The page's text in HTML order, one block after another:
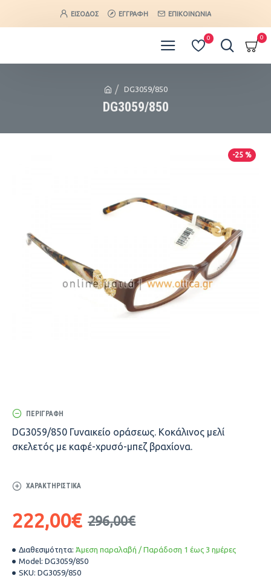
ΕΊΣΟΔΟΣ ΕΓΓΡΑΦΉ ΕΠΙΚΟΙΝΩΝΊΑ
0 0
DG3059/850
DG3059/850
-25 %
ΠΕΡΙΓΡΑΦΉ
DG3059/850 Γυναικείο οράσεως. Κοκάλινος μελί
σκελετός με καφέ-χρυσό-μπεζ βραχίονα.
ΧΑΡΑΚΤΗΡΙΣΤΙΚΆ
Διαθεσιμότητα: Άμεση παραλαβή / Παράδοση 1 έως 3 ημέρες
Model: DG3059/850
SKU: DG3059/850
222,00€ 296,00€